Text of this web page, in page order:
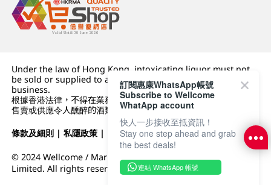
Under the law of Hong Kong, intoxicating liquor must not
be sold or supplied to a minor (under 18) in the course of
business.
根據香港法律，不得在業務過程中，向未成年人 (18 歲以下人士)
售賣或供應令人醺醉的酒類。
條款及細則 |私隱政策 | DFI零售集團
© 2024 Wellcome / Market Place. The Dairy Farm Company
Limited. All rights reserved.
訂閱惠康WhatsApp帳號
Subscribe to Wellcome
WhatApp account
快人一步接收至抵資訊！
Stay one step ahead and grab
the best deals!
連結 WhatsApp 帳號